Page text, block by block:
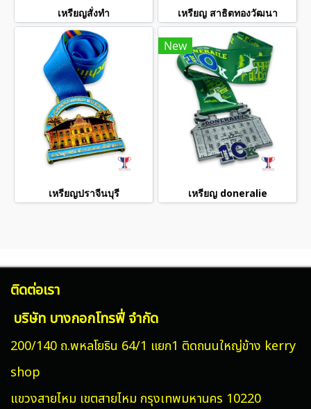
เหรียญสั่งทำ เหรียญ สาธิตทองวัฒนา
เหรียญปราจีนบุรี
New
เหรียญ doneralie
ติดต่อเรา
บริษัท บางกอกโทรฟี่ จำกัด
200/140 ถ.พหลโยธิน 64/1 แยก1 ติดถนนใหญ่ข้าง kerry
shop
แขวงสายไหม เขตสายไหม กรุงเทพมหานคร 10220